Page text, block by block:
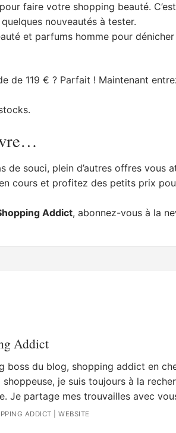
pour faire votre shopping beauté.
nouveautés à tester.
et parfums homme pour dénicher
de 119 € ? Parfait ! Maintenant
de souci, plein d’autres offres vous
cours et profitez des petits prix
Addict, abonnez-vous à la
Addict
boss du blog, shopping addict en
je suis toujours à la
Je partage mes trouvailles avec
ADDICT |WEBSITE